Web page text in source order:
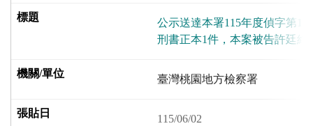
公示送達本署115年度偵字第
刑書正本1件，本案被告許廷維
臺灣桃園地方檢察署
115/06/02